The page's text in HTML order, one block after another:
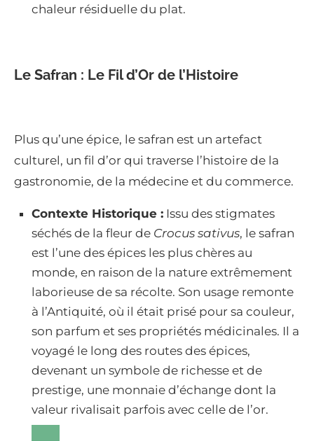
chaleur résiduelle du plat.
Le Safran : Le Fil d’Or de l’Histoire
Plus qu’une épice, le safran est un artefact
culturel, un fil d’or qui traverse l’histoire de la
gastronomie, de la médecine et du commerce.
Contexte Historique : Issu des stigmates
séchés de la fleur de Crocus sativus, le safran
est l’une des épices les plus chères au
monde, en raison de la nature extrêmement
laborieuse de sa récolte. Son usage remonte
à l’Antiquité, où il était prisé pour sa couleur,
son parfum et ses propriétés médicinales. Il a
voyagé le long des routes des épices,
devenant un symbole de richesse et de
prestige, une monnaie d’échange dont la
valeur rivalisait parfois avec celle de l’or.